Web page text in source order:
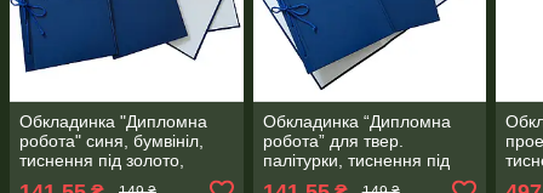
Обкладинка "Дипломна
робота" синя, бумвініл,
тиснення під золото,
Обкладинка “Дипломна
робота” для твер.
палітурки, тиснення під
золото, синя 215×305 мм